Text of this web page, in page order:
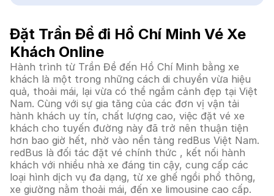
Đặt Trần Đề đi Hồ Chí Minh Vé Xe
Khách Online
Hành trình từ Trần Đề đến Hồ Chí Minh bằng xe
khách là một trong những cách di chuyển vừa hiệu
quả, thoải mái, lại vừa có thể ngắm cảnh đẹp tại Việt
Nam. Cùng với sự gia tăng của các đơn vị vận tải
hành khách uy tín, chất lượng cao, việc đặt vé xe
khách cho tuyến đường này đã trở nên thuận tiện
hơn bao giờ hết, nhờ vào nền tảng redBus Việt Nam.
redBus là đối tác đặt vé chính thức , kết nối hành
khách với nhiều nhà xe đáng tin cậy, cung cấp các
loại hình dịch vụ đa dạng, từ xe ghế ngồi phổ thông,
xe giường nằm thoải mái, đến xe limousine cao cấp.